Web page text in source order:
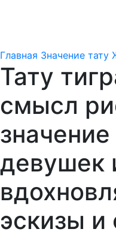
Главная Значение тату
Тату
смысл
девушек
эскизы и